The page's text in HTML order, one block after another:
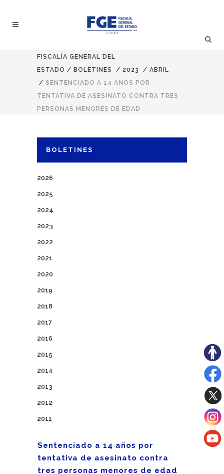
FISCALÍA GENERAL DEL
ESTADO / BOLETINES / 2023 / ABRIL
/ SENTENCIADO A 14 AÑOS POR
TENTATIVA DE ASESINATO CONTRA TRES
PERSONAS MENORES DE EDAD
BOLETINES
2026
2025
2024
2023
2022
2021
2020
2019
2018
2017
2016
2015
2014
2013
2012
2011
Sentenciado a 14 años por
tentativa de asesinato contra
tres personas menores de edad